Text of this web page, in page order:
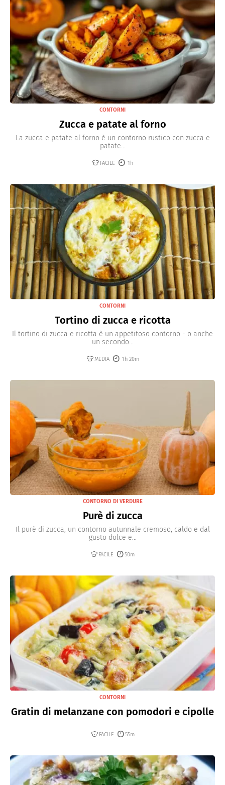
CONTORNI
Zucca e patate al forno
La zucca e patate al forno è un contorno rustico con zucca e
patate...
FACILE 1h
CONTORNI
Tortino di zucca e ricotta
Il tortino di zucca e ricotta è un appetitoso contorno - o anche
un secondo...
MEDIA 1h 20m
CONTORNO DI VERDURE
Purè di zucca
Il purè di zucca, un contorno autunnale cremoso, caldo e dal
gusto dolce e...
FACILE 50m
CONTORNI
Gratin di melanzane con pomodori e cipolle
FACILE 55m